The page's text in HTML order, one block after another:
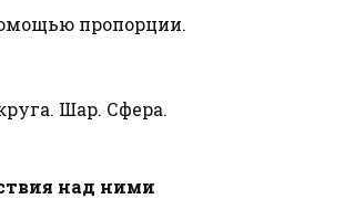
пропорции.
Шар. Сфера.
над ними